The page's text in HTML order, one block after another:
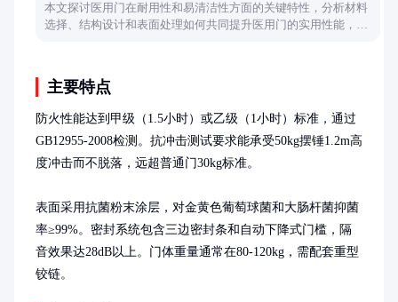
本文探讨医用门在耐用性和易清洁性方面的关键特性，分析材料
选择、结构设计和表面处理如何共同提升医用门的实用性能，为
主要特点
防火性能达到甲级（1.5小时）或乙级（1小时）标准，通过
GB12955-2008检测。抗冲击测试要求能承受50kg摆锤1.2m高
度冲击而不脱落，远超普通门30kg标准。
表面采用抗菌粉末涂层，对金黄色葡萄球菌和大肠杆菌抑菌
率≥99%。密封系统包含三边密封条和自动下降式门槛，隔
音效果达28dB以上。门体重量通常在80-120kg，需配套重型
铰链。